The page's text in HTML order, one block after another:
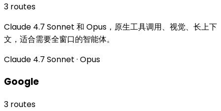
3 routes
Claude 4.7 Sonnet 和 Opus，原生工具调用、视觉、长上下
文，适合需要全窗口的智能体。
Claude 4.7 Sonnet · Opus
Google
3 routes